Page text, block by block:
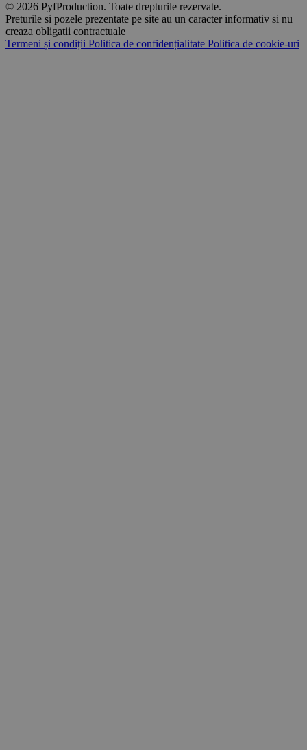
© 2026 PyfProduction. Toate drepturile rezervate.
Preturile si pozele prezentate pe site au un caracter informativ si nu
creaza obligatii contractuale
Termeni și condiții Politica de confidențialitate Politica de cookie-uri